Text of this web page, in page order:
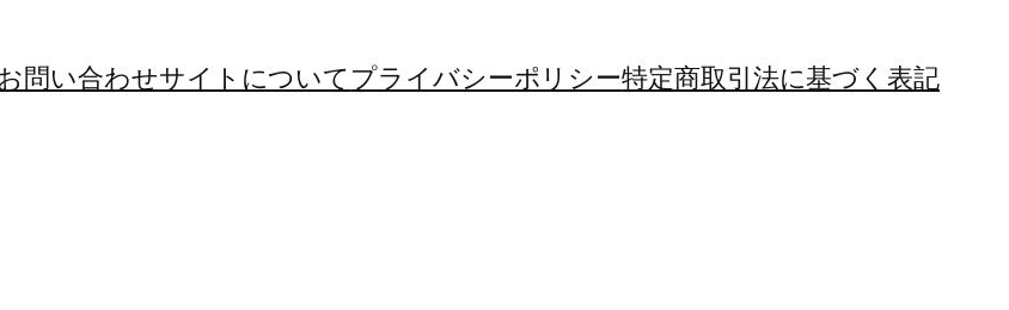
問い合わせサイトについてプライバシーポリシー特定商取引法に基づく表記